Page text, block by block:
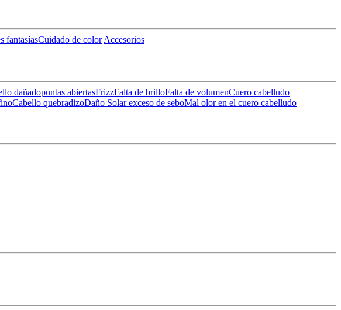
fantasíasCuidado de color Accesorios
dañadopuntas abiertasFrizzFalta de brilloFalta de volumenCuero cabelludo
Cabello quebradizoDaño Solarexceso de seboMal olor en el cuero cabelludo